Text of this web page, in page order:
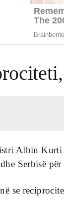
Albin Kurti
Serbisë
se